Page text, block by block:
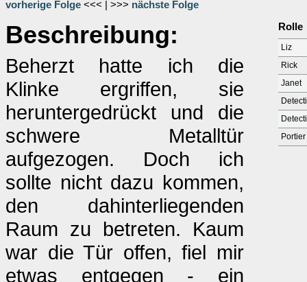
vorherige Folge <<< | >>> nächste Folge
Beschreibung:
Beherzt hatte ich die
Klinke ergriffen, sie
heruntergedrückt und die
schwere Metalltür
aufgezogen. Doch ich
sollte nicht dazu kommen,
den dahinterliegenden
Raum zu betreten. Kaum
war die Tür offen, fiel mir
etwas entgegen - ein
Rolle
Liz
Rick
Janet
Portier